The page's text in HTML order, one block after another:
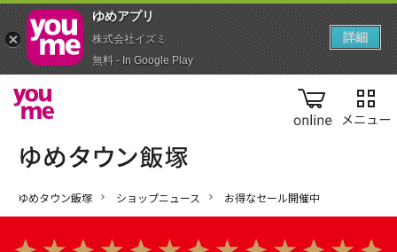
online
ゆめタウン飯塚 ショップニュース お得なセール開催中
ゆめアプ‪リ‬
株式会社イズミ
無料 - In Google Play
詳細